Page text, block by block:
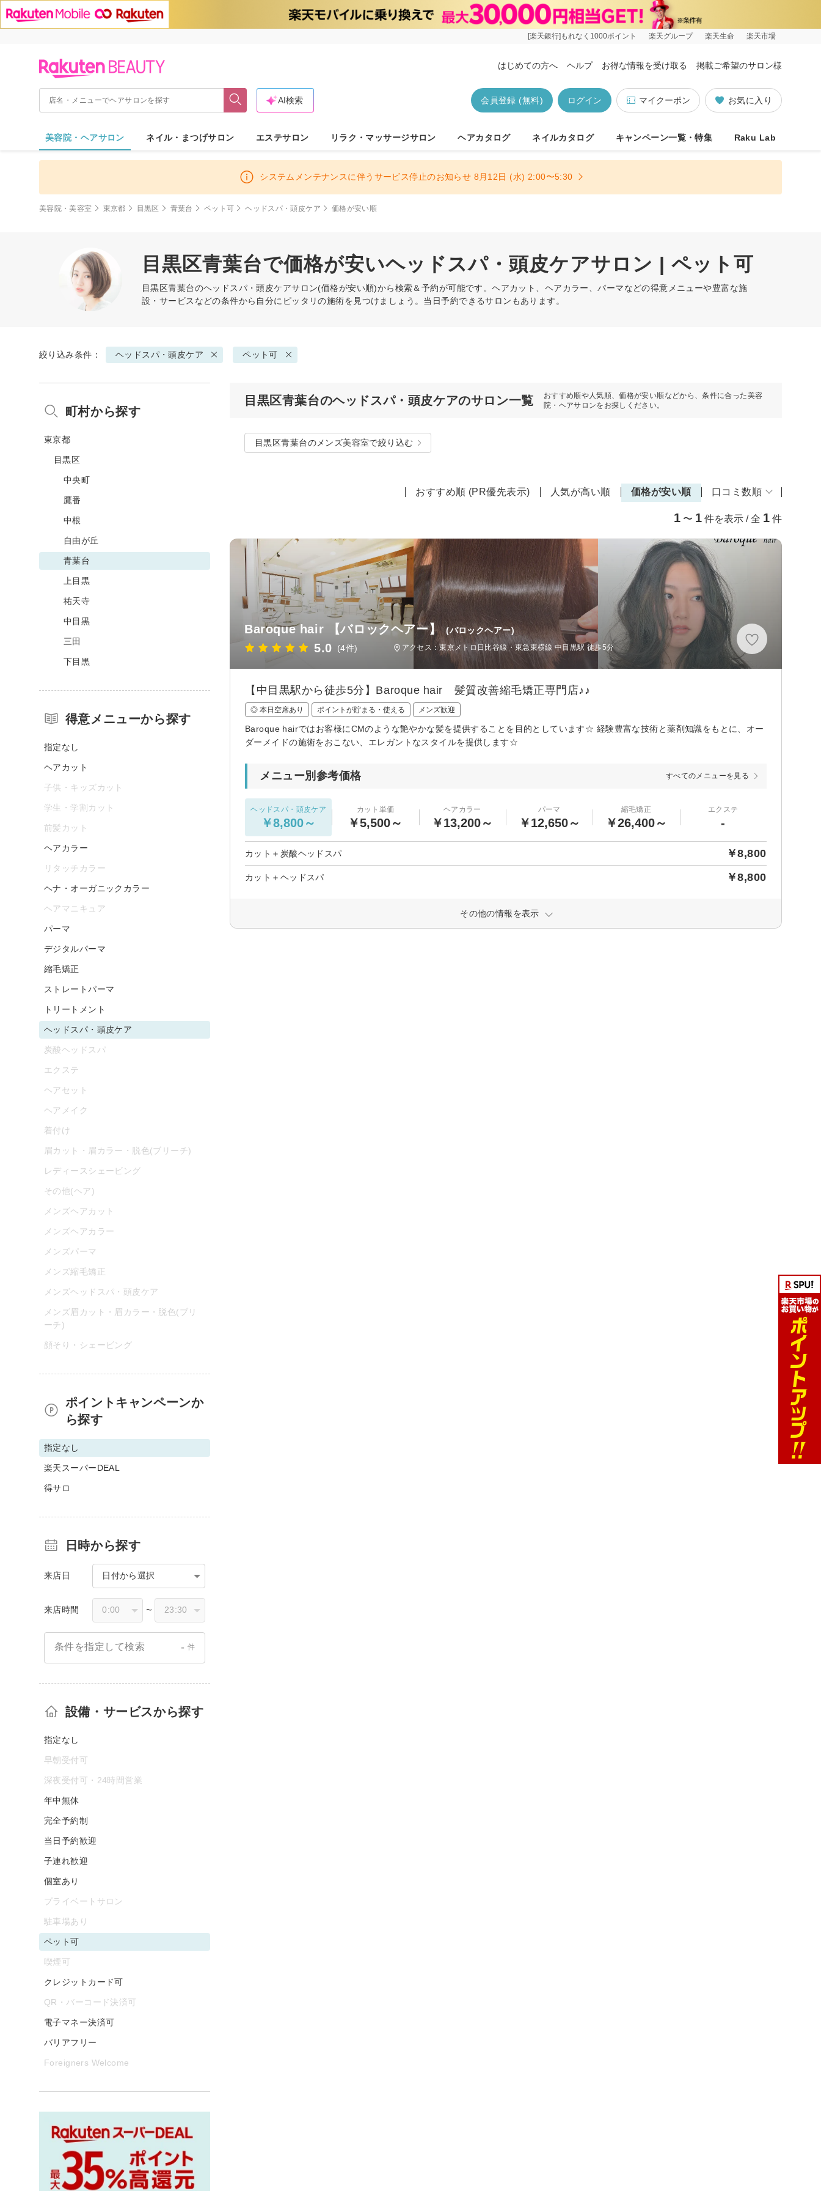
[楽天銀行]もれなく1000ポイント 楽天グループ 楽天生命 楽天市場
はじめての方へ ヘルプ お得な情報を受け取る 掲載ご希望のサロン様
お気に入り
マイクーポン
ログイン
会員登録 (無料)
AI検索
美容院・ヘアサロン ネイル・まつげサロン エステサロン リラク・マッサージサロン ヘアカタログ ネイルカタログ キャンペーン一覧・特集 Raku Lab
システムメンテナンスに伴うサービス停止のお知らせ 8月12日 (水) 2:00〜5:30
美容院・美容室 東京都 目黒区 青葉台 ペット可 ヘッドスパ・頭皮ケア 価格が安い順
目黒区青葉台で価格が安いヘッドスパ・頭皮ケアサロン | ペット可
目黒区青葉台のヘッドスパ・頭皮ケアサロン(価格が安い順)から検索＆予約が可能です。ヘアカット、ヘアカラー、パーマなどの得意メニューや豊富な施
設・サービスなどの条件から自分にピッタリの施術を見つけましょう。当日予約できるサロンもあります。
絞り込み条件： ヘッドスパ・頭皮ケア ペット可
目黒区青葉台のヘッドスパ・頭皮ケアのサロン一覧
おすすめ順や人気順、価格が安い順などから、条件に合った美容
院・ヘアサロンをお探しください。
目黒区青葉台のメンズ美容室で絞り込む
おすすめ順 (PR優先表示) 人気が高い順 価格が安い順 口コミ数順
1 〜 1 件を表示 / 全 1 件
Baroque hair 【バロックヘアー】 (バロックヘアー)
5.0 (4件) アクセス：東京メトロ日比谷線・東急東横線 中目黒駅 徒歩5分
【中目黒駅から徒歩5分】Baroque hair 髪質改善縮毛矯正専門店♪♪
◎ 本日空席あり ポイントが貯まる・使える メンズ歓迎
Baroque hairではお客様にCMのような艶やかな髪を提供することを目的としています☆ 経験豊富な技術と薬剤知識をもとに、オー
ダーメイドの施術をおこない、エレガントなスタイルを提供します☆
メニュー別参考価格 すべてのメニューを見る
ヘッドスパ・頭皮ケア
￥8,800～
カット単価
￥5,500～
ヘアカラー
￥13,200～
パーマ
￥12,650～
縮毛矯正
￥26,400～
エクステ
-
カット＋炭酸ヘッドスパ ￥8,800
カット＋ヘッドスパ ￥8,800
その他の情報を表示
町村から探す
東京都
目黒区
中央町
鷹番
中根
自由が丘
青葉台
上目黒
祐天寺
中目黒
三田
下目黒
得意メニューから探す
指定なし
ヘアカット
子供・キッズカット
学生・学割カット
前髪カット
ヘアカラー
リタッチカラー
ヘナ・オーガニックカラー
ヘアマニキュア
パーマ
デジタルパーマ
縮毛矯正
ストレートパーマ
トリートメント
ヘッドスパ・頭皮ケア
炭酸ヘッドスパ
エクステ
ヘアセット
ヘアメイク
着付け
眉カット・眉カラー・脱色(ブリーチ)
レディースシェービング
その他(ヘア)
メンズヘアカット
メンズヘアカラー
メンズパーマ
メンズ縮毛矯正
メンズヘッドスパ・頭皮ケア
メンズ眉カット・眉カラー・脱色(ブリ
ーチ)
顔そり・シェービング
ポイントキャンペーンか
ら探す
指定なし
楽天スーパーDEAL
得サロ
日時から探す
来店日 日付から選択
来店時間 〜
条件を指定して検索 - 件
設備・サービスから探す
指定なし
早朝受付可
深夜受付可・24時間営業
年中無休
完全予約制
当日予約歓迎
子連れ歓迎
個室あり
プライベートサロン
駐車場あり
ペット可
喫煙可
クレジットカード可
QR・バーコード決済可
電子マネー決済可
バリアフリー
Foreigners Welcome